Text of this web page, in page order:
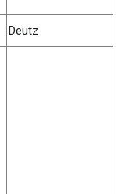
Deutz